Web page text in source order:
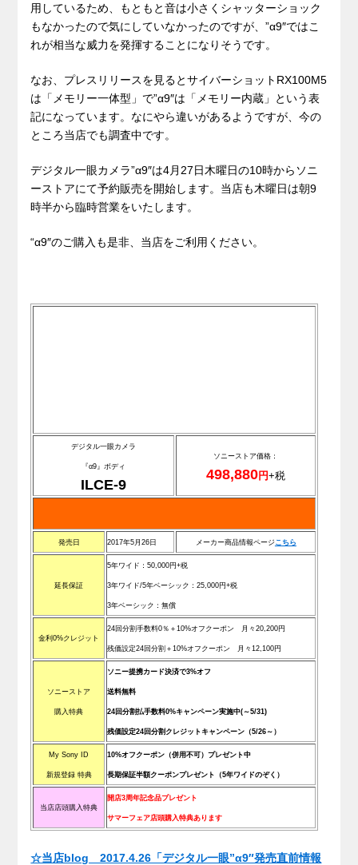
用しているため、もともと音は小さくシャッターショック
もなかったので気にしていなかったのですが、”α9″ではこ
れが相当な威力を発揮することになりそうです。
なお、プレスリリースを見るとサイバーショットRX100M5
は「メモリー一体型」で”α9″は「メモリー内蔵」という表
記になっています。なにやら違いがあるようですが、今の
ところ当店でも調査中です。
デジタル一眼カメラ”α9″は4月27日木曜日の10時からソニ
ーストアにて予約販売を開始します。当店も木曜日は朝9
時半から臨時営業をいたします。
“α9″のご購入も是非、当店をご利用ください。
デジタル一眼カメラ
『α9』ボディ
ILCE-9
ソニーストア価格：
498,880円+税
発売日 2017年5月26日 メーカー商品情報ページこ ちら
延長保証
5年ワイド：50,000円+税
3年ワイド/5年ベーシック ：25,000円+税
3年ベーシック ：無償
金利0%クレジット
24回分割手数料0％＋10%オフクーポン 月々20,200円
残価設定24回分割＋10%オフクーポン 月々12,100円
ソニーストア
購入特典
ソニー提携カード決済で3%オフ
送料無料
24回分割払手数料0%キャンペーン実施中(～5/31)
残価設定24回分割クレジットキャンペーン（5/26～）
My Sony ID
新規登録 特典
10%オフクーポン（併用不可）プレゼント中
長期保証半額クーポンプレゼント（5年ワイドのぞく）
当店店頭購入特典
開店3周年記念品プレゼント
サマーフェア店頭購入特典あります
☆当店blog 2017.4.26「デジタル一眼”α9″発売直前情報